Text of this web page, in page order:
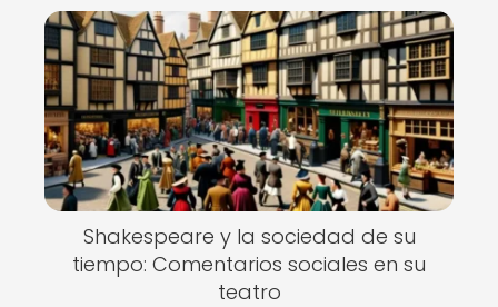
Shakespeare y la sociedad de su
tiempo: Comentarios sociales en su
teatro